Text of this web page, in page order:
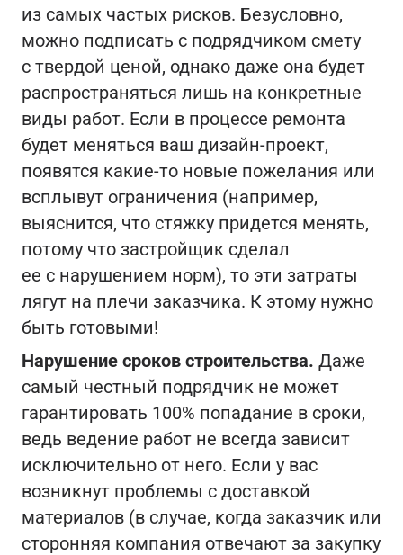
из самых частых рисков. Безусловно,
можно подписать с подрядчиком смету
с твердой ценой, однако даже она будет
распространяться лишь на конкретные
виды работ. Если в процессе ремонта
будет меняться ваш дизайн-проект,
появятся какие-то новые пожелания или
всплывут ограничения (например,
выяснится, что стяжку придется менять,
потому что застройщик сделал
ее с нарушением норм), то эти затраты
лягут на плечи заказчика. К этому нужно
быть готовыми!
Нарушение сроков строительства. Даже
самый честный подрядчик не может
гарантировать 100% попадание в сроки,
ведь ведение работ не всегда зависит
исключительно от него. Если у вас
возникнут проблемы с доставкой
материалов (в случае, когда заказчик или
сторонняя компания отвечают за закупку